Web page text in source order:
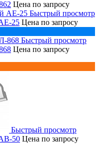
Цена по запросу
Быстрый просмотр
25 Цена по запросу
Быстрый просмотр
Цена по запросу
Быстрый просмотр
50 Цена по запросу